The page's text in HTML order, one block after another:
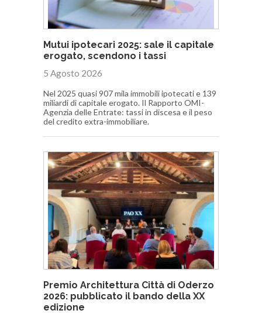
Mutui ipotecari 2025: sale il capitale
erogato, scendono i tassi
5 Agosto 2026
Nel 2025 quasi 907 mila immobili ipotecati e 139
miliardi di capitale erogato. Il Rapporto OMI-
Agenzia delle Entrate: tassi in discesa e il peso
del credito extra-immobiliare.
Premio Architettura Città di Oderzo
2026: pubblicato il bando della XX
edizione